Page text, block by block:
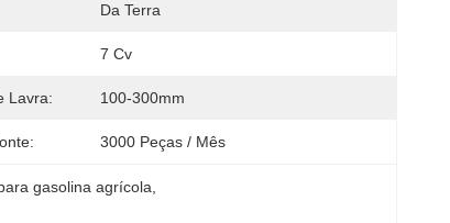
Da Terra
7 Cv
Lavra: 100-300mm
3000 Peças / Mês
gasolina agrícola